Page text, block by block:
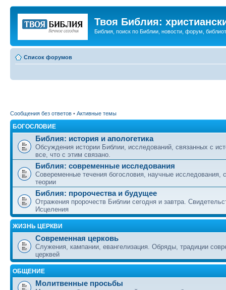
Твоя Библия:
Библия, поиск по Библии, новости, форум,
Список форумов
Сообщения без ответов • Активные темы
БОГОСЛОВИЕ
Библия: история и апологетика
Обсуждения истории Библии, исследований, связанных с
все, что с этим связано.
Библия: современные исследования
Совеременные течения богословия, научные исследования,
теории
Библия: пророчества и будущее
Отражения пророчеств Библии сегодня и завтра.
Исцеления
ЖИЗНЬ ЦЕРКВИ
Современная церковь
Служения, кампании, евангелизация. Обряды, традиции
церквей
ОБЩЕНИЕ
Молитвенные просьбы